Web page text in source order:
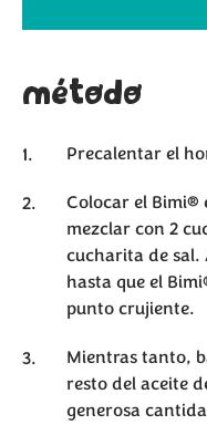
método
Precalentar el
Colocar el Bimi®
mezclar con 2
cucharita de sal.
hasta que el
punto crujiente.
Mientras tanto,
resto del aceite
generosa